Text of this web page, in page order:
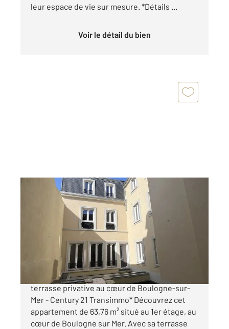
leur espace de vie sur mesure. *Détails ...
Voir le détail du bien
BOULOGNE SUR MER 62
, 3 pièces
Ref : 18492
Appartement F3 à vendre
146 500 €
*À vendre : Appartement spacieux avec
terrasse privative au cœur de Boulogne-sur-
Mer - Century 21 Transimmo* Découvrez cet
appartement de 63,76 m² situé au 1er étage, au
cœur de Boulogne sur Mer. Avec sa terrasse